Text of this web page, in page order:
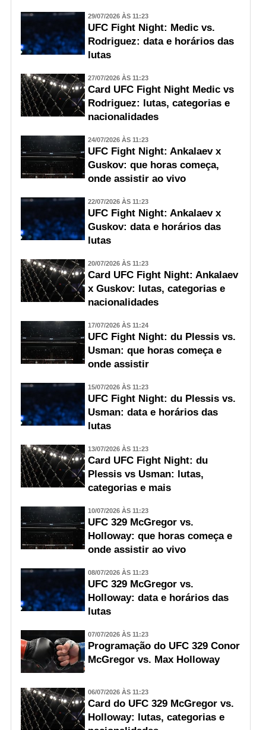
29/07/2026 ÀS 11:23
UFC Fight Night: Medic vs.
Rodriguez: data e horários das
lutas
27/07/2026 ÀS 11:23
Card UFC Fight Night Medic vs
Rodriguez: lutas, categorias e
nacionalidades
24/07/2026 ÀS 11:23
UFC Fight Night: Ankalaev x
Guskov: que horas começa,
onde assistir ao vivo
22/07/2026 ÀS 11:23
UFC Fight Night: Ankalaev x
Guskov: data e horários das
lutas
20/07/2026 ÀS 11:23
Card UFC Fight Night: Ankalaev
x Guskov: lutas, categorias e
nacionalidades
17/07/2026 ÀS 11:24
UFC Fight Night: du Plessis vs.
Usman: que horas começa e
onde assistir
15/07/2026 ÀS 11:23
UFC Fight Night: du Plessis vs.
Usman: data e horários das
lutas
13/07/2026 ÀS 11:23
Card UFC Fight Night: du
Plessis vs Usman: lutas,
categorias e mais
10/07/2026 ÀS 11:23
UFC 329 McGregor vs.
Holloway: que horas começa e
onde assistir ao vivo
08/07/2026 ÀS 11:23
UFC 329 McGregor vs.
Holloway: data e horários das
lutas
07/07/2026 ÀS 11:23
Programação do UFC 329 Conor
McGregor vs. Max Holloway
06/07/2026 ÀS 11:23
Card do UFC 329 McGregor vs.
Holloway: lutas, categorias e